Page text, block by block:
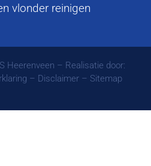
vlonder reinigen
Heerenveen – Realisatie door:
– Disclaimer– Sitemap